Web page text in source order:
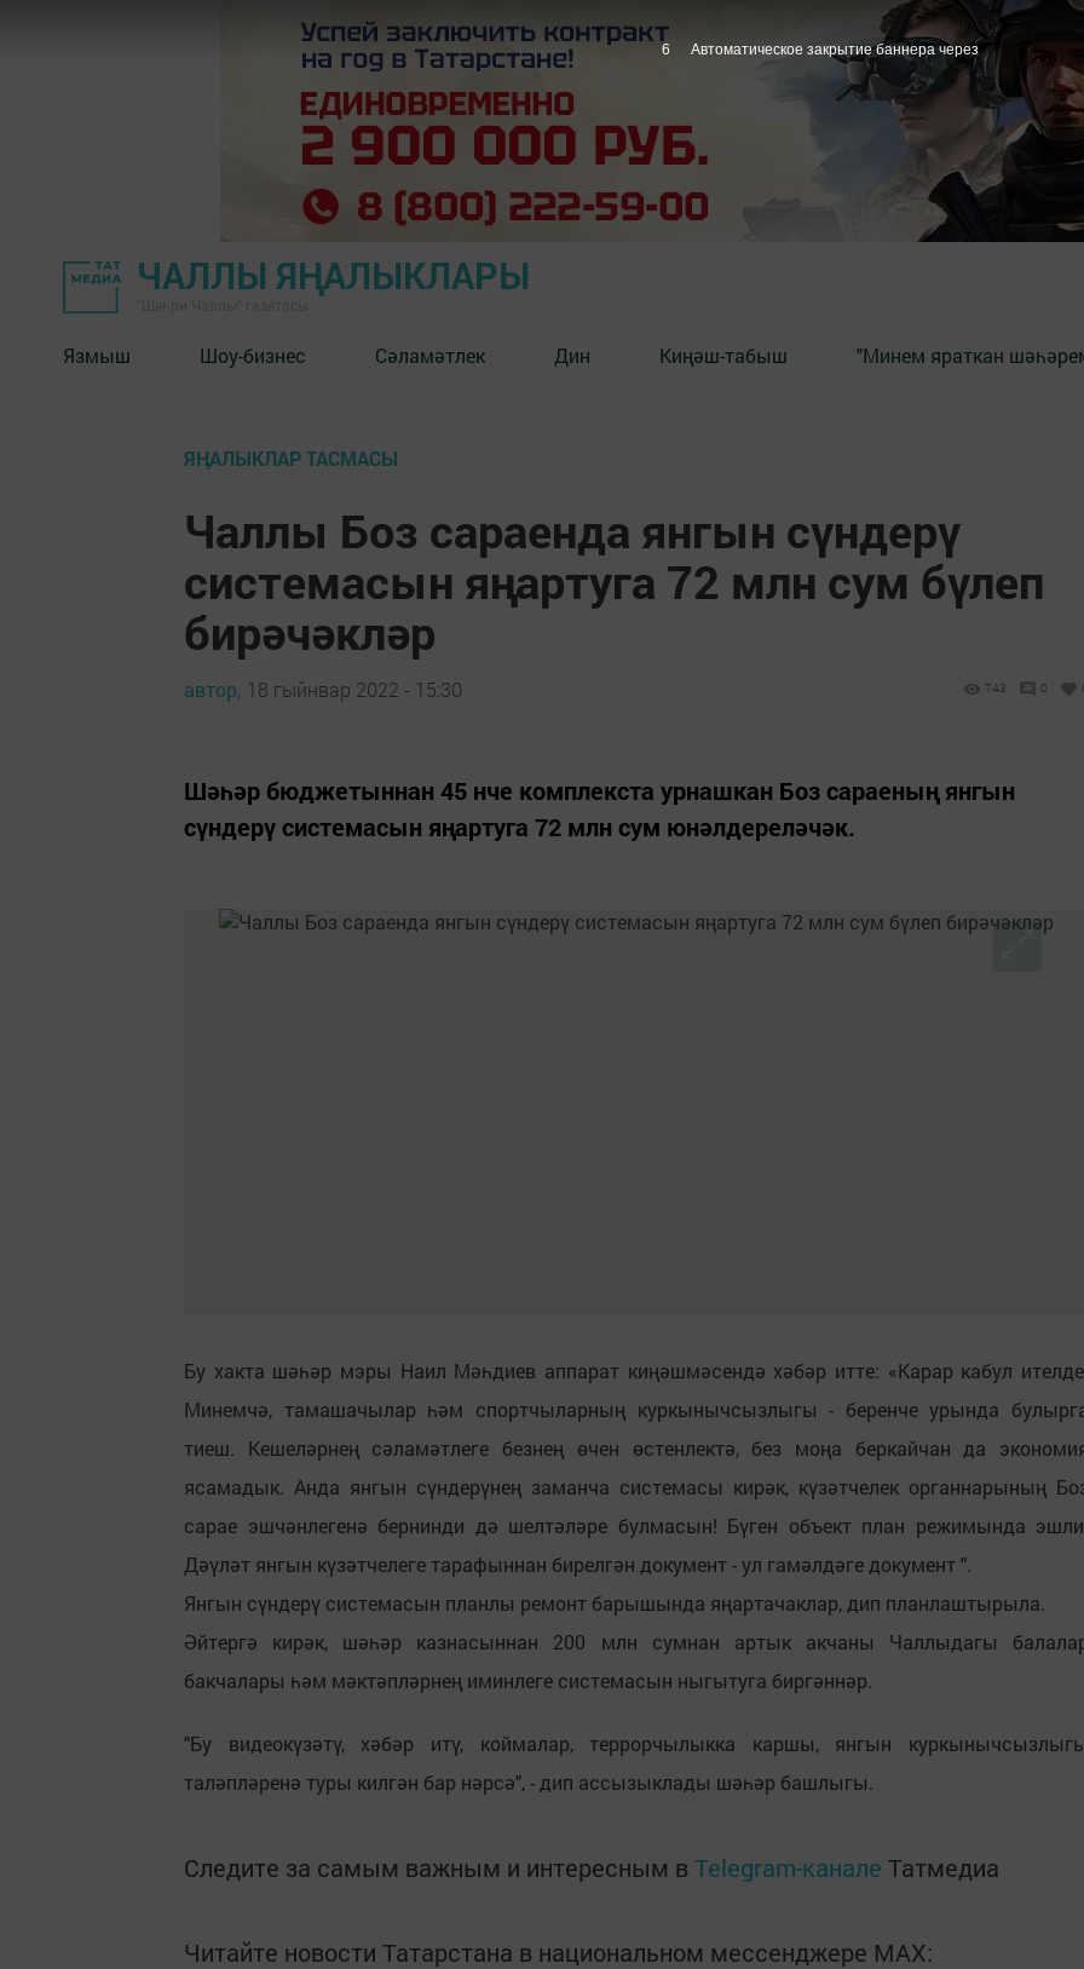
ЧАЛЛЫ ЯҢАЛЫКЛАРЫ
Язмыш Шоу-бизнес Сәламәтлек Дин Киңәш-табыш "Минем яраткан
ЯҢАЛЫКЛАР ТАСМАСЫ
Чаллы Боз сараенда янгын сүндерү
системасын яңартуга 72 млн сум бүлеп
бирәчәкләр
автор, 18 гыйнвар 2022 - 15:30 743 0
Шәһәр бюджетыннан 45 нче комплекста урнашкан Боз сараеның янгын
сүндерү системасын яңартуга 72 млн сум юнәлдереләчәк.
Бу хакта шәһәр мэры Наил Мәһдиев аппарат киңәшмәсендә хәбәр итте: «Карар кабул
Минемчә, тамашачылар һәм спортчыларның куркынычсызлыгы - беренче урында
тиеш. Кешеләрнең сәламәтлеге безнең өчен өстенлектә, без моңа беркайчан да
ясамадык. Анда янгын сүндерүнең заманча системасы кирәк, күзәтчелек органнарының
сарае эшчәнлегенә бернинди дә шелтәләре булмасын! Бүген объект план режимында
Дәүләт янгын күзәтчелеге тарафыннан бирелгән документ - ул гамәлдәге документ ".
Янгын сүндерү системасын планлы ремонт барышында яңартачаклар, дип планлаштырыла.
Әйтергә кирәк, шәһәр казнасыннан 200 млн сумнан артык акчаны Чаллыдагы
бакчалары һәм мәктәпләрнең иминлеге системасын ныгытуга биргәннәр.
"Бу видеокүзәтү, хәбәр итү, коймалар, террорчылыкка каршы, янгын
таләпләренә туры килгән бар нәрсә", - дип ассызыклады шәһәр башлыгы.
Следите за самым важным и интересным в Telegram-канале Татмедиа
Читайте новости Татарстана в национальном мессенджере MАХ:
5 Автоматическое закрытие баннера через